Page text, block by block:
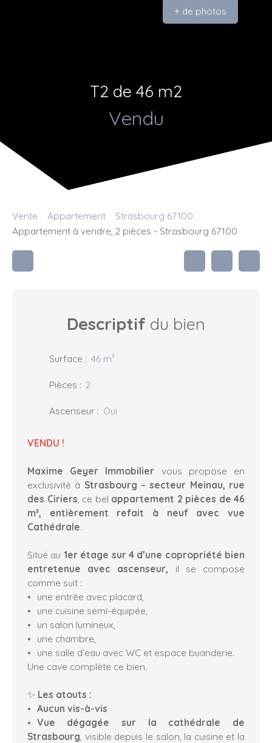
+ de photos
T2 de 46 m2
Vendu
Vente Appartement
Strasbourg 67100
Appartement à vendre, 2 pièces - Strasbourg 67100
Descriptif du bien
Surface : 46 m²
Pièces : 2
Ascenseur : Oui
VENDU !
Maxime Geyer Immobilier vous propose en
exclusivité à Strasbourg – secteur Meinau, rue
des Ciriers , ce bel appartement 2 pièces de 46
m², entièrement refait à neuf avec vue
Cathédrale.
Situé au 1er étage sur 4d’une copropriété bien
entretenue
avec ascenseur, il se compose
comme suit :
une entrée avec placard,
une cuisine semi-équipée,
un salon lumineux,
une chambre,
une salle d’eau avec WC et espace buanderie.
Une cave complète ce bien.
✨ Les atouts :
Aucun vis-à-vis
Vue dégagée sur la cathédrale de
Strasbourg , visible depuis le salon, la cuisine et la